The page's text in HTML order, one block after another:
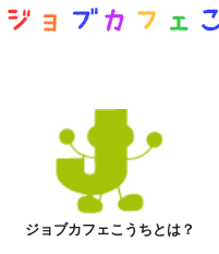
ジョブカフェこうちとは？